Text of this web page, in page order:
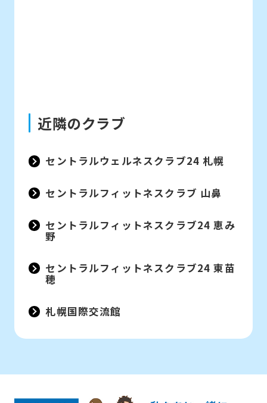
近隣のクラブ
セントラルウェルネスクラブ24 札幌
セントラルフィットネスクラブ 山鼻
セントラルフィットネスクラブ24 恵み
野
セントラルフィットネスクラブ24 東苗
穂
札幌国際交流館